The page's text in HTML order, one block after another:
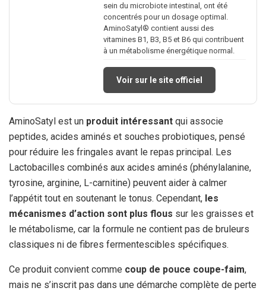
sein du microbiote intestinal, ont été
concentrés pour un dosage optimal.
AminoSatyl® contient aussi des
vitamines B1, B3, B5 et B6 qui contribuent
à un métabolisme énergétique normal.
Voir sur le site officiel
AminoSatyl est un produit intéressant qui associe
peptides, acides aminés et souches probiotiques, pensé
pour réduire les fringales avant le repas principal. Les
Lactobacilles combinés aux acides aminés (phénylalanine,
tyrosine, arginine, L-carnitine) peuvent aider à calmer
l’appétit tout en soutenant le tonus. Cependant, les
mécanismes d’action sont plus flous sur les graisses et
le métabolisme, car la formule ne contient pas de bruleurs
classiques ni de fibres fermentescibles spécifiques.
Ce produit convient comme coup de pouce coupe-faim,
mais ne s’inscrit pas dans une démarche complète de perte